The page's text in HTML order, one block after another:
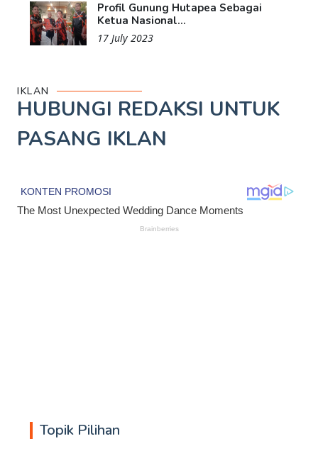
Profil Gunung Hutapea Sebagai
Ketua Nasional...
17 July 2023
IKLAN
HUBUNGI REDAKSI UNTUK
PASANG IKLAN
Topik Pilihan